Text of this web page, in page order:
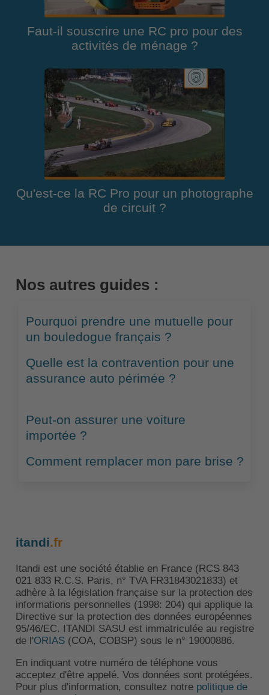
Faut-il souscrire une RC pro pour des
activités de ménage ?
Qu'est-ce la RC Pro pour un photographe
de circuit ?
Nos autres guides :
Pourquoi prendre une mutuelle pour
un bouledogue français ?
Quelle est la contravention pour une
assurance auto périmée ?
Peut-on assurer une voiture
importée ?
Comment remplacer mon pare brise ?
itandi.fr
Itandi est une société établie en France (RCS 843
021 833 R.C.S. Paris, n° TVA FR31843021833) et
adhère à la législation française sur la protection des
informations personnelles (1998: 204) qui applique la
Directive sur la protection des données européennes
95/46/EC. ITANDI SASU est immatriculée au registre
de l'ORIAS(COA, COBSP) sous le n° 19000886.
En indiquant votre numéro de téléphone vous
acceptez d'être appelé. Vos données sont protégées.
Pour plus d'information, consultez notre politique de